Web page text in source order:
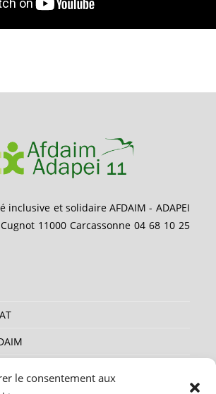
le consentement aux
inclusive et solidaire AFDAIM - ADAPEI
11000 Carcassonne 04 68 10 25